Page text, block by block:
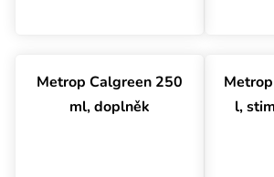
živin...
Metrop Calgreen 250
ml, doplněk
l,